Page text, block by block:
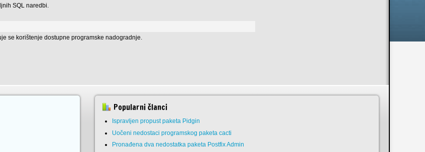
SQL naredbi.
se korištenje dostupne programske nadogradnje.
Popularni članci
Ispravljen propust paketa Pidgin
Uočeni nedostaci programskog paketa cacti
Pronađena dva nedostatka paketa Postfix Admin